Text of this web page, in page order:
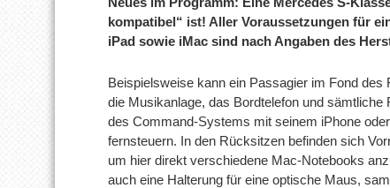
kompatibel“ ist! Aller Voraussetzungen für
iPad sowie iMac sind nach Angaben des
Beispielsweise kann ein Passagier im Fond des
die Musikanlage, das Bordtelefon und sämtliche
des Command-Systems mit seinem iPhone
fernsteuern. In den Rücksitzen befinden sich
um hier direkt verschiedene Mac-Notebooks
auch eine Halterung für eine optische Maus,